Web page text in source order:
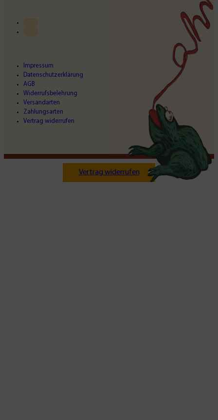
Impressum
Datenschutzerklärung
AGB
Widerrufsbelehrung
Versandarten
Zahlungsarten
Vertrag widerrufen
Vertrag widerrufen